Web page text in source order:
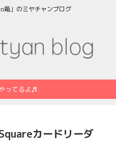
箱」のミヤチャンブログ
ってるよ♬
カードリーダ